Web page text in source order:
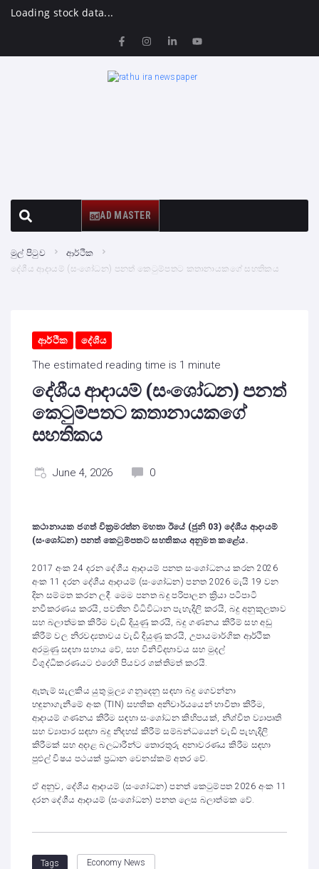
Loading stock data...
AD MASTER
මුල් පිටුව
ආර්ථික
දේශීය ආදායම් (සංශෝධන) පනත් කෙටුම්පතට කතානායකගේ සහතිකය
ආර්ථික දේශීය
The estimated reading time is 1 minute
දේශීය ආදායම් (සංශෝධන) පනත්
කෙටුම්පතට කතානායකගේ
සහතිකය
June 4, 2026 0
කථානායක ජගත් වික්‍රමරත්න මහතා ඊයේ (ජුනි 03) දේශීය ආදායම්
(සංශෝධන) පනත් කෙටුම්පතට සහතිකය අනුමත කළේය.
2017 අංක 24 දරන දේශීය ආදායම් පනත සංශෝධනය කරන 2026
අංක 11 දරන දේශීය ආදායම් (සංශෝධන) පනත 2026 මැයි 19 වන
දින සම්මත කරන ලදී. මෙම පනත බදු පරිපාලන ක්‍රියා පටිපාටි
නවීකරණය කරයි, පවතින විධිවිධාන පැහැදිලි කරයි, බදු අනුකූලතාව
සහ බලාත්මක කිරීම වැඩි දියුණු කරයි, බදු ගණනය කිරීම් සහ අඩු
කිරීම් වල නිරවද්‍යතාවය වැඩි දියුණු කරයි, උපායමාර්ගික ආර්ථික
අරමුණු සඳහා සහාය වේ, සහ විනිවිදභාවය සහ මුදල්
විශුද්ධිකරණයට එරෙහි පියවර ශක්තිමත් කරයි.
ඇතැම් සැලකිය යුතු මූල්‍ය ගනුදෙනු සඳහා බදු ගෙවන්නා
හඳුනාගැනීමේ අංක (TIN) සහතික අනිවාර්යයෙන් භාවිතා කිරීම,
ආදායම් ගණනය කිරීම සඳහා සංශෝධන කිහිපයක්, නිශ්චිත ව්‍යාපෘති
සහ ව්‍යාපාර සඳහා බදු නිදහස් කිරීම් සම්බන්ධයෙන් වැඩි පැහැදිලි
කිරීමක් සහ අදාළ බලධාරීන්ට තොරතුරු අනාවරණය කිරීම සඳහා
පුළුල් විෂය පථයක් ප්‍රධාන වෙනස්කම් අතර වේ.
ඒ අනුව, දේශීය ආදායම් (සංශෝධන) පනත් කෙටුම්පත 2026 අංක 11
දරන දේශීය ආදායම් (සංශෝධන) පනත ලෙස බලාත්මක වේ.
Tags Economy News